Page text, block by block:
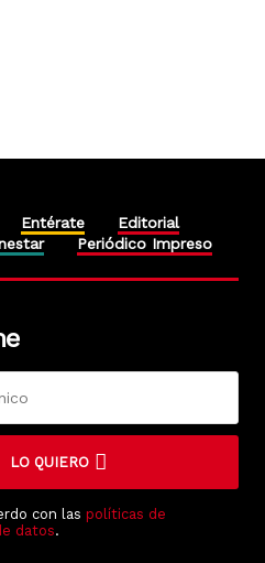
Entérate
Editorial
Periódico Impreso
LO QUIERO
con las políticas de
datos.